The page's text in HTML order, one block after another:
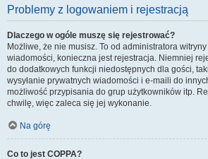
Problemy z logowaniem i rejestracją
Dlaczego w ogóle muszę się rejestrować?
Możliwe, że nie musisz. To od administratora
wiadomości, konieczna jest rejestracja. Niemniej
do dodatkowych funkcji niedostępnych dla gości,
wysyłanie prywatnych wiadomości i e-maili do
możliwość przypisania do grup użytkowników itp.
chwilę, więc zaleca się jej wykonanie.
Na górę
Co to jest COPPA?